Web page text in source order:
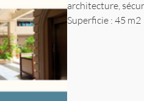
architecture,
Superficie : 45 m2